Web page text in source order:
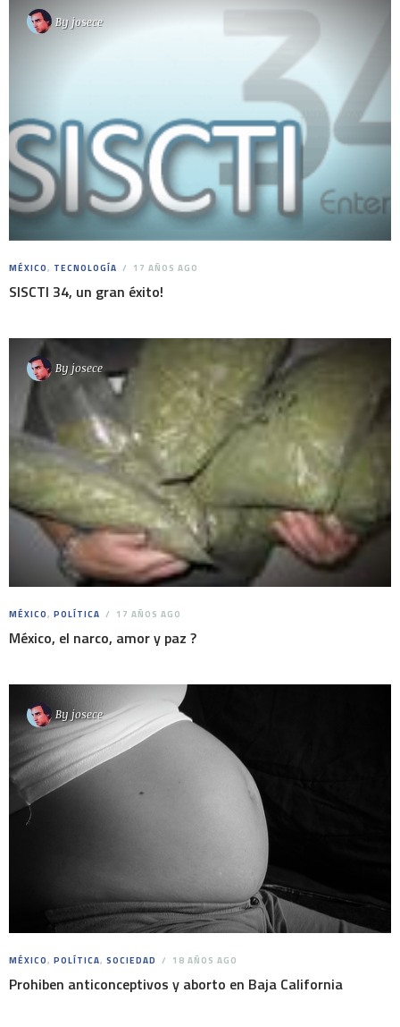
By josece
MÉXICO, TECNOLOGÍA 17 AÑOS AGO
SISCTI 34, un gran éxito!
Byjosece
MÉXICO, POLÍTICA 17 AÑOS AGO
México, el narco, amor y paz ?
By josece
MÉXICO, POLÍTICA, SOCIEDAD 18 AÑOS AGO
Prohiben anticonceptivos y aborto en Baja California